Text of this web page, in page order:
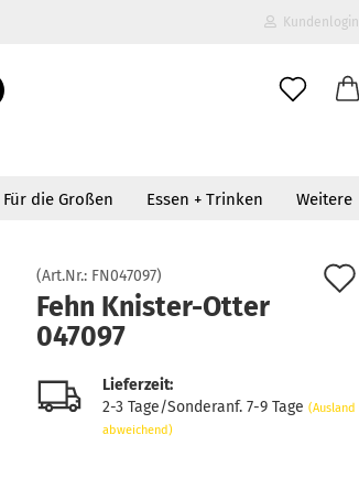
Kundenlogin
Passwort
Konto erstellen
Suche...
Für die Großen Essen + Trinken Weitere
(Art.Nr.: FN047097)
Fehn Knister-Otter
047097
Lieferzeit:
2-3 Tage/Sonderanf. 7-9 Tage (Ausland
abweichend)